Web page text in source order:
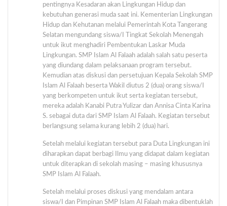
pentingnya Kesadaran akan Lingkungan Hidup dan
kebutuhan generasi muda saat ini. Kementerian Lingkungan
Hidup dan Kehutanan melalui Pemerintah Kota Tangerang
Selatan mengundang siswa/I Tingkat Sekolah Menengah
untuk ikut menghadiri Pembentukan Laskar Muda
Lingkungan. SMP Islam Al Falaah adalah salah satu peserta
yang diundang dalam pelaksanaan program tersebut.
Kemudian atas diskusi dan persetujuan Kepala Sekolah SMP
Islam Al Falaah beserta Wakil diutus 2 (dua) orang siswa/I
yang berkompeten untuk ikut serta kegiatan tersebut,
mereka adalah Kanabi Putra Yulizar dan Annisa Cinta Karina
S. sebagai duta dari SMP Islam Al Falaah. Kegiatan tersebut
berlangsung selama kurang lebih 2 (dua) hari.
Setelah melalui kegiatan tersebut para Duta Lingkungan ini
diharapkan dapat berbagi Ilmu yang didapat dalam kegiatan
untuk diterapkan di sekolah masing – masing khususnya
SMP Islam Al Falaah.
Setelah melalui proses diskusi yang mendalam antara
siswa/I dan Pimpinan SMP Islam Al Falaah maka dibentuklah